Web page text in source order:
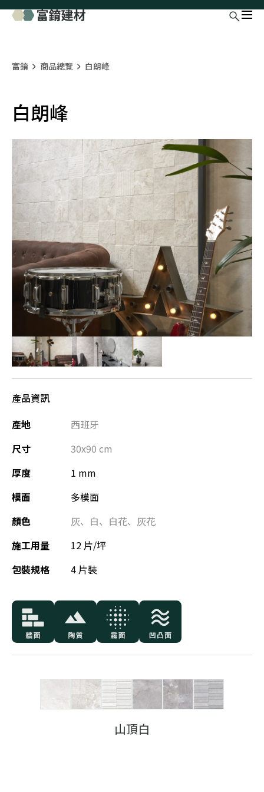
富錥 商品總覽 白朗峰
白朗峰
產品資訊
產地
西班牙
尺寸
30x90 cm
厚度
1 mm
模面
多模面
顏色
灰、 白、 白花、灰花
施工用量
12 片/坪
包裝規格
4 片裝
山頂白